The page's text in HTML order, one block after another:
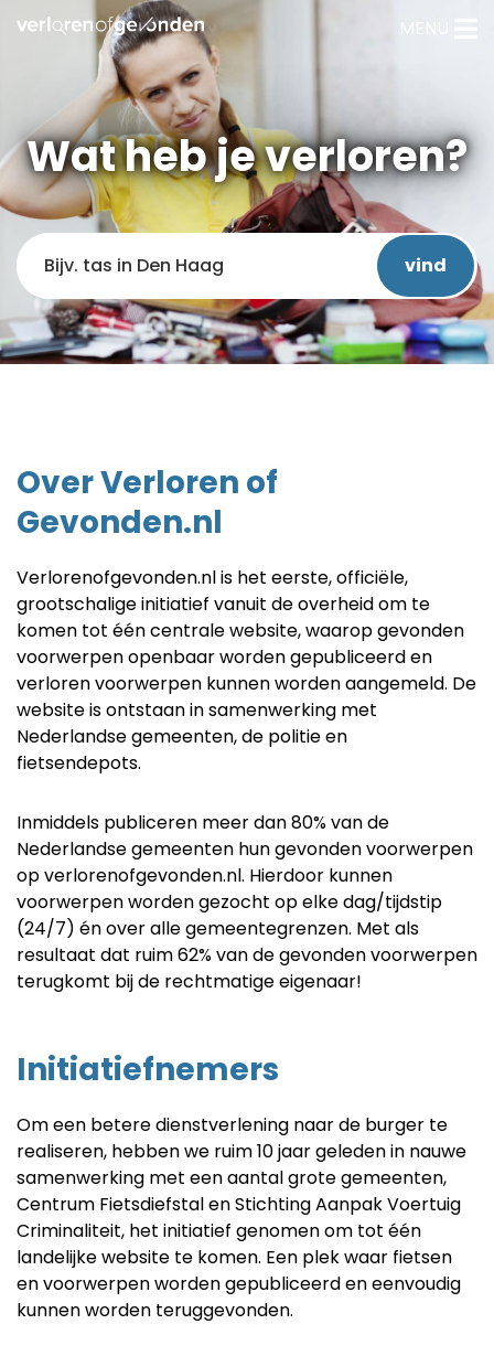
MENU
Wat heb je verloren?
Over Verloren of
Gevonden.nl
Verlorenofgevonden.nl is het eerste, officiële,
grootschalige initiatief vanuit de overheid om te
komen tot één centrale website, waarop gevonden
voorwerpen openbaar worden gepubliceerd en
verloren voorwerpen kunnen worden aangemeld. De
website is ontstaan in samenwerking met
Nederlandse gemeenten, de politie en
fietsendepots.
Inmiddels publiceren meer dan 80% van de
Nederlandse gemeenten hun gevonden voorwerpen
op verlorenofgevonden.nl. Hierdoor kunnen
voorwerpen worden gezocht op elke dag/tijdstip
(24/7) én over alle gemeentegrenzen. Met als
resultaat dat ruim 62% van de gevonden voorwerpen
terugkomt bij de rechtmatige eigenaar!
Initiatiefnemers
Om een betere dienstverlening naar de burger te
realiseren, hebben we ruim 10 jaar geleden in nauwe
samenwerking met een aantal grote gemeenten,
Centrum Fietsdiefstal en Stichting Aanpak Voertuig
Criminaliteit, het initiatief genomen om tot één
landelijke website te komen. Een plek waar fietsen
en voorwerpen worden gepubliceerd en eenvoudig
kunnen worden teruggevonden.